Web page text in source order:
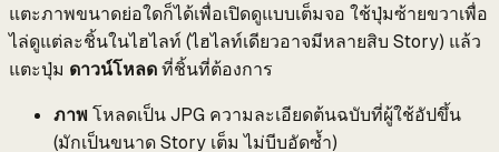
แตะภาพขนาดย่อใดก็ได้เพื่อเปิดดูแบบเต็มจอ ใช้ปุ่มซ้ายขวาเพื่อ
ไล่ดูแต่ละชิ้นในไฮไลท์ (ไฮไลท์เดียวอาจมีหลายสิบ Story) แล้ว
แตะปุ่ม ดาวน์โหลดที่ชิ้นที่ต้องการ
ภาพ โหลดเป็น JPG ความละเอียดต้นฉบับที่ผู้ใช้อัปขึ้น
(มักเป็นขนาด Story เต็ม ไม่บีบอัดซ้ำ)